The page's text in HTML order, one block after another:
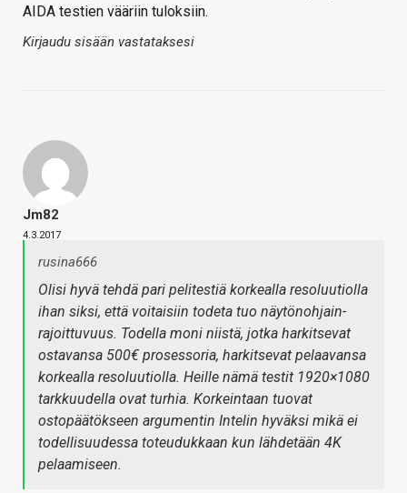
AIDA testien vääriin tuloksiin.
Kirjaudu sisään vastataksesi
Jm82
4.3.2017
rusina666
Olisi hyvä tehdä pari pelitestiä korkealla resoluutiolla
ihan siksi, että voitaisiin todeta tuo näytönohjain-
rajoittuvuus. Todella moni niistä, jotka harkitsevat
ostavansa 500€ prosessoria, harkitsevat pelaavansa
korkealla resoluutiolla. Heille nämä testit 1920×1080
tarkkuudella ovat turhia. Korkeintaan tuovat
ostopäätökseen argumentin Intelin hyväksi mikä ei
todellisuudessa toteudukkaan kun lähdetään 4K
pelaamiseen.